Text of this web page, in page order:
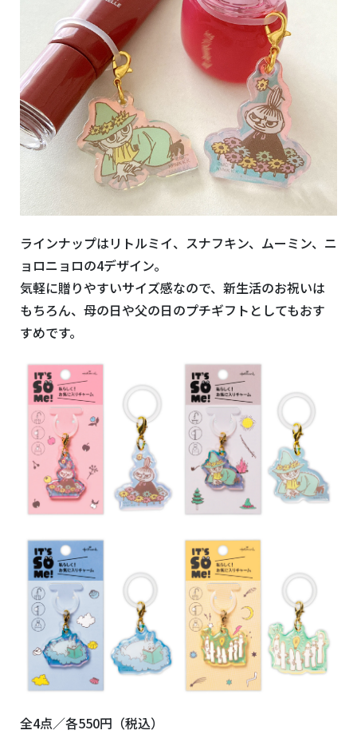
ラインナップはリトルミイ、スナフキン、ムーミン、ニ
ョロニョロの4デザイン。
気軽に贈りやすいサイズ感なので、新生活のお祝いは
もちろん、母の日や父の日のプチギフトとしてもおす
すめです。
全4点／各550円（税込）